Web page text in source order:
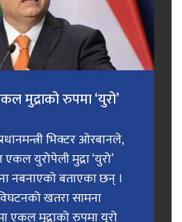
मुद्राको रुपमा ‘युरो’
भिक्टर ओरबानले,
युरोपेली मुद्रा ‘युरो’
नबनाएको बताएका छन् ।
खतरा सामना
एकल मुद्राको रुपमा युरो